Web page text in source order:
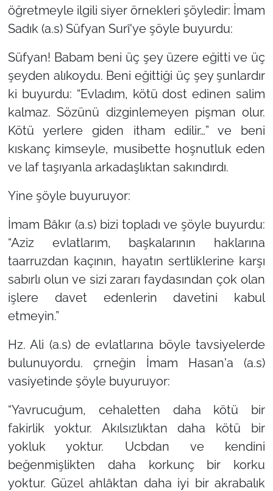
öğretmeyle ilgili siyer örnekleri şöyledir: İmam
Sadık (a.s) Süfyan Surî'ye şöyle buyurdu:
Süfyan! Babam beni üç şey üzere eğitti ve üç
şeyden alıkoydu. Beni eğittiği üç şey şunlardır
ki buyurdu: “Evladım, kötü dost edinen salim
kalmaz. Sözünü dizginlemeyen pişman olur.
Kötü yerlere giden itham edilir…” ve beni
kıskanç kimseyle, musibette hoşnutluk eden
ve laf taşıyanla arkadaşlıktan sakındırdı.
Yine şöyle buyuruyor:
İmam Bâkır (a.s) bizi topladı ve şöyle buyurdu:
“Aziz evlatlarım, başkalarının haklarına
taarruzdan kaçının, hayatın sertliklerine karşı
sabırlı olun ve sizi zararı faydasından çok olan
işlere davet edenlerin davetini kabul
etmeyin.”
Hz. Ali (a.s) de evlatlarına böyle tavsiyelerde
bulunuyordu. çrneğin İmam Hasan'a (a.s)
vasiyetinde şöyle buyuruyor:
“Yavrucuğum, cehaletten daha kötü bir
fakirlik yoktur. Akılsızlıktan daha kötü bir
yokluk yoktur. Ucbdan ve kendini
beğenmişlikten daha korkunç bir korku
yoktur. Güzel ahlâktan daha iyi bir akrabalık